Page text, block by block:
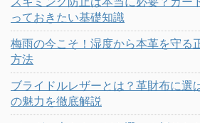
っておきたい基礎知識
梅雨の今こそ！湿度から本革を守る
方法
ブライドルレザーとは？革財布に選
の魅力を徹底解説